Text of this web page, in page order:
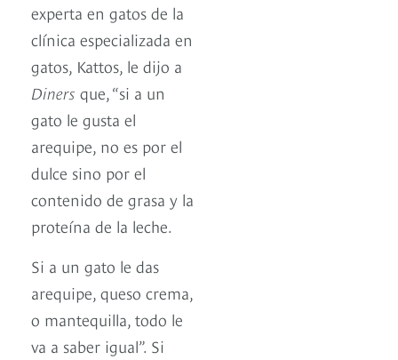
experta en gatos de la
clínica especializada en
gatos, Kattos, le dijo a
Diners que, “si a un
gato le gusta el
arequipe, no es por el
dulce sino por el
contenido de grasa y la
proteína de la leche.
Si a un gato le das
arequipe, queso crema,
o mantequilla, todo le
va a saber igual”. Si